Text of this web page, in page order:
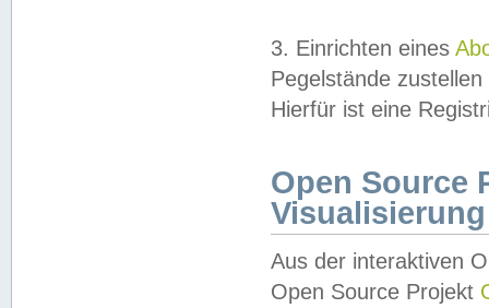
3. Einrichten eines
Pegelstände
Hierfür ist eine
Open Source
Visualisierung
Aus der interaktiven
Open Source Projekt